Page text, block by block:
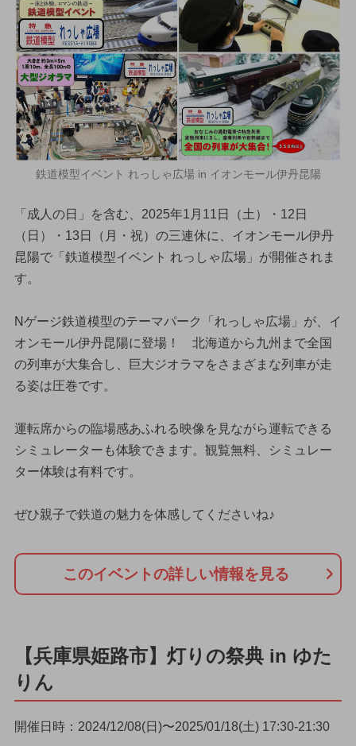
鉄道模型イベント れっしゃ広場 in イオンモール伊丹昆陽
「成人の日」を含む、2025年1月11日（土）・12日
（日）・13日（月・祝）の三連休に、イオンモール伊丹
昆陽で「鉄道模型イベント れっしゃ広場」が開催されま
す。
Nゲージ鉄道模型のテーマパーク「れっしゃ広場」が、イ
オンモール伊丹昆陽に登場！ 北海道から九州まで全国
の列車が大集合し、巨大ジオラマをさまざまな列車が走
る姿は圧巻です。
運転席からの臨場感あふれる映像を見ながら運転できる
シミュレーターも体験できます。観覧無料、シミュレー
ター体験は有料です。
ぜひ親子で鉄道の魅力を体感してくださいね♪
このイベントの詳しい情報を見る
【兵庫県姫路市】灯りの祭典 in ゆた
りん
開催日時：2024/12/08(日)〜2025/01/18(土) 17:30-21:30